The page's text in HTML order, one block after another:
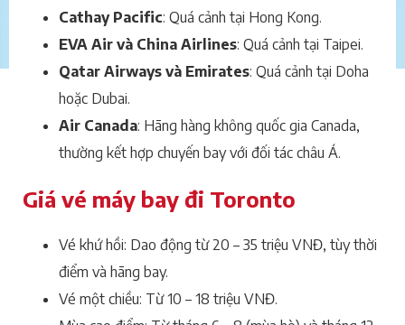
Cathay Pacific: Quá cảnh tại Hong Kong.
EVA Air và China Airlines: Quá cảnh tại Taipei.
Qatar Airways và Emirates: Quá cảnh tại Doha
hoặc Dubai.
Air Canada: Hãng hàng không quốc gia Canada,
thường kết hợp chuyến bay với đối tác châu Á.
Giá vé máy bay đi Toronto
Vé khứ hồi: Dao động từ 20 – 35 triệu VNĐ, tùy thời
điểm và hãng bay.
Vé một chiều: Từ 10 – 18 triệu VNĐ.